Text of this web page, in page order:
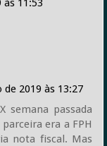
11:53
2019 às 13:27
semana passada
era a FPH
nota fiscal. Mas